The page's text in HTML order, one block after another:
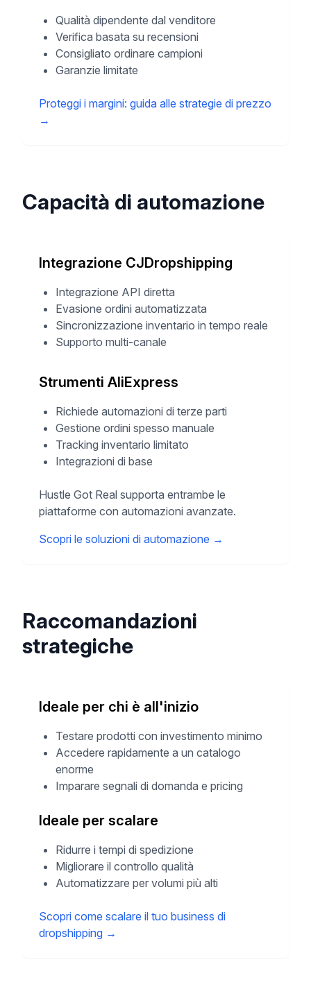
Qualità dipendente dal venditore
Verifica basata su recensioni
Consigliato ordinare campioni
Garanzie limitate
Proteggi i margini: guida alle strategie di prezzo
→
Capacità di automazione
Integrazione CJDropshipping
Integrazione API diretta
Evasione ordini automatizzata
Sincronizzazione inventario in tempo reale
Supporto multi-canale
Strumenti AliExpress
Richiede automazioni di terze parti
Gestione ordini spesso manuale
Tracking inventario limitato
Integrazioni di base
Hustle Got Real supporta entrambe le
piattaforme con automazioni avanzate.
Scopri le soluzioni di automazione →
Raccomandazioni
strategiche
Ideale per chi è all'inizio
Testare prodotti con investimento minimo
Accedere rapidamente a un catalogo
enorme
Imparare segnali di domanda e pricing
Ideale per scalare
Ridurre i tempi di spedizione
Migliorare il controllo qualità
Automatizzare per volumi più alti
Scopri come scalare il tuo business di
dropshipping →